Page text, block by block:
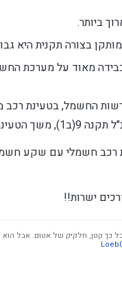
ביותר.
בצורה תקנית היא
החשמל, בטעינת
לא יעלה על
רכב חשמלי עם שקע
ישרות!!
כך קטן, חלקיק של אטום. אבל הוא